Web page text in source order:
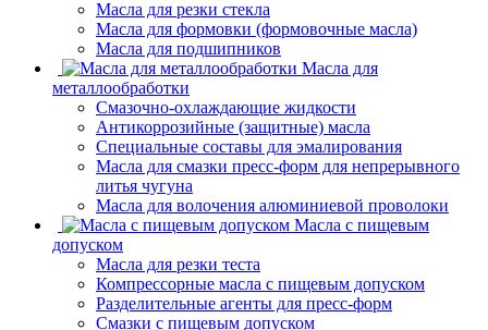
Масла для резки стекла
Масла для формовки (формовочные масла)
Масла для подшипников
Масла для
металлообработки
Смазочно-охлаждающие жидкости
Антикоррозийные (защитные) масла
Специальные составы для эмалирования
Масла для смазки пресс-форм для непрерывного
литья чугуна
Масла для волочения алюминиевой проволоки
Масла с пищевым
допуском
Масла для резки теста
Компрессорные масла с пищевым допуском
Разделительные агенты для пресс-форм
Смазки с пищевым допуском